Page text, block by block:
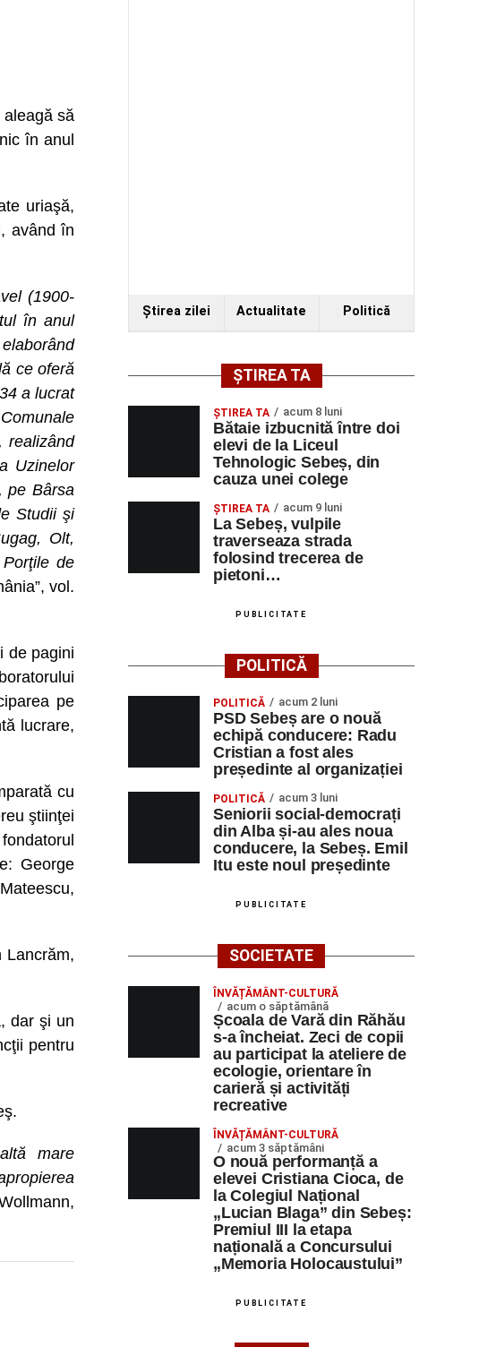
aleagă să
în anul
uriaşă,
având în
(1900-
în anul
ce oferă
a lucrat
realizând
Uzinelor
pe Bârsa
Studii şi
Olt,
de
vol.
de pagini
pe
lucrare,
cu
ştiinţei
George
Lancrăm,
dar şi un
pentru
mare
Ştirea zilei Actualitate Politică
ȘTIREA TA
ŞTIREA TA acum 8 luni
Bătaie izbucnită între doi
elevi de la Liceul
Tehnologic Sebeș, din
cauza unei colege
ŞTIREA TA acum 9 luni
La Sebeș, vulpile
traverseaza strada
folosind trecerea de
pietoni…
PUBLICITATE
POLITICĂ
POLITICĂ acum 2 luni
PSD Sebeș are o nouă
echipă conducere: Radu
Cristian a fost ales
președinte al organizației
POLITICĂ acum 3 luni
Seniorii social-democrați
din Alba și-au ales noua
conducere, la Sebeș. Emil
Itu este noul președinte
PUBLICITATE
SOCIETATE
ÎNVĂȚĂMÂNT-CULTURĂ
acum o săptămână
Școala de Vară din Răhău
s-a încheiat. Zeci de copii
au participat la ateliere de
ecologie, orientare în
carieră și activități
recreative
ÎNVĂȚĂMÂNT-CULTURĂ
acum 3 săptămâni
O nouă performanță a
elevei Cristiana Cioca, de
la Colegiul Național
„Lucian Blaga” din Sebeș:
Premiul III la etapa
națională a Concursului
„Memoria Holocaustului”
PUBLICITATE